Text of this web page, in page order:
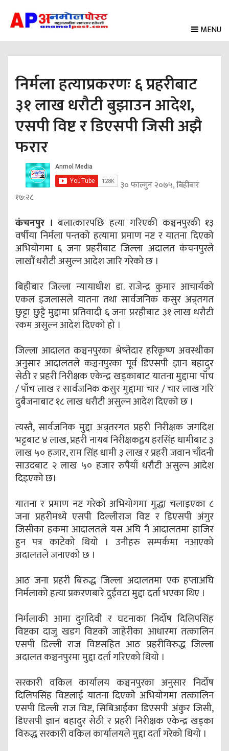
MENU
निर्मला हत्याप्रकरणः ६ प्रहरीबाट
३१ लाख धरौटी बुझाउन आदेश,
एसपी विष्ट र डिएसपी जिसी अझै
फरार
३० फाल्गुन २०७५, बिहीबार
१७:२८
कंचनपुर । बलात्कारपछि हत्या गरिएकी कञ्चनपुरकी १३
वर्षीया निर्मला पन्तको हत्यामा प्रमाण नष्ट र यातना दिएको
अभियोगमा ६ जना प्रहरीबाट जिल्ला अदालत कंचनपुरले
लाखौं धरौटी असुल्न आदेश जारि गरेको छ ।
बिहीबार जिल्ला न्यायाधीश डा. राजेन्द्र कुमार आचार्यको
एकल इजलासले यातना तथा सार्वजनिक कसुर अन्र्तगत
छुट्टा छुट्टै मुद्दामा प्रतिवादी ६ जना प्ररहीबाट ३१ लाख धरौटी
रकम असुल्न आदेश दिएको हो ।
जिल्ला आदालत कञ्चनपुरका श्रेष्तेदार हरिकृष्ण अवस्थीका
अनुसार आदालतले कञ्चनपुरका पूर्व डिएसपी ज्ञान बहादुर
सेठी र प्रहरी निरीक्षक एकेन्द्र खड्काबाट यातना मुद्दामा पाँच
/ पाँच लाख र सार्वजनिक कसुर मुद्दामा चार / चार लाख गरि
दुबैजनाबाट १८ लाख धरौटी असुल्न आदेश दिएको छ ।
त्यस्तै, सार्वजनिक मुद्दा अन्र्तरगत प्रहरी निरीक्षक जगदिश
भट्टबाट ४ लाख, प्रहरी नायब निरीक्षकद्वय हरसिंह धामीबाट ३
लाख ५० हजार, राम सिंह धामी ३ लाख र प्रहरी जवान चाँदनी
साउदबाट २ लाख ५० हजार रुपैयाँ धरौटी असुल्न आदेश
दिइएको छ।
यातना र प्रमाण नष्ट गरेको अभियोगमा मुद्धा चलाइएका ८
जना प्रहरीमध्ये एसपी दिल्लीराज विष्ट र डिएसपी अंगुर
जिसीका हकमा आदालतले यस अघि नै आदालतमा हाजिर
हुन पत्र काटेको थियो । उनीहरु सम्पर्कमा नआएको
अदालतले जनाएको छ ।
आठ जना प्रहरी बिरुद्ध जिल्ला अदालतमा एक हप्ताअघि
निर्मलाको हत्या प्रकरणबारे दुईवटा मुद्दा दर्ता भएका थिए ।
निर्मलाकी आमा दुर्गादेवी र घटनाका निर्दोष दिलिपसिंह
विष्टका दाजु खडग विष्टको जाहेरीका आधारमा तत्कालिन
एसपी डिल्ली राज विष्टसहित आठ प्रहरीविरुद्ध जिल्ला
अदालत कञ्चनपुरमा मुद्दा दर्ता गरिएको थियो ।
सरकारी वकिल कार्यालय कञ्चनपुरका अनुसार निर्दोष
दिलिपसिंह विष्टलाई यातना दिएकोे अभियोगमा तत्कालिन
एसपी डिल्ली राज विष्ट, सिबिआईका डिएसपी अंकुर जिसी,
डिएसपी ज्ञान बहादुर सेठी र प्रहरी निरीक्षक एकेन्द्र खड्का
विरुद्ध सरकारी वकिल कार्यालयले मुद्दा दर्ता गरेको थियो ।